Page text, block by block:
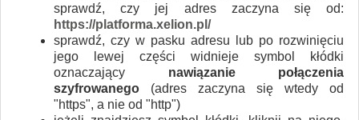
sprawdź, czy jej adres zaczyna się od:
https://platforma.xelion.pl/
sprawdź, czy w pasku adresu lub po rozwinięciu
jego lewej części widnieje symbol kłódki
oznaczający nawiązanie połączenia
szyfrowanego (adres zaczyna się wtedy od
"https", a nie od "http")